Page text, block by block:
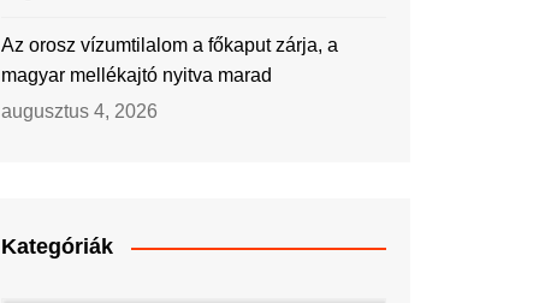
Az orosz vízumtilalom a főkaput zárja, a
magyar mellékajtó nyitva marad
augusztus 4, 2026
Kategóriák